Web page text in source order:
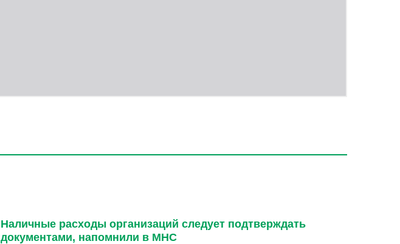
Наличные расходы организаций следует подтверждать
документами, напомнили в МНС